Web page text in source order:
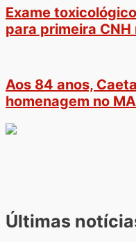
Exame
para primeira CNH
Aos 84 anos,
homenagem no
Últimas